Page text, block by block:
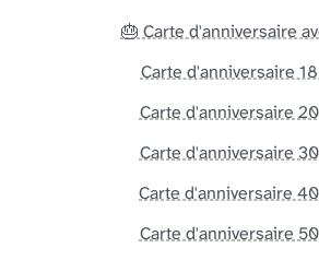
🎂 Carte d'anniversaire
Carte d'anniversaire
Carte d'anniversaire
Carte d'anniversaire
Carte d'anniversaire
Carte d'anniversaire